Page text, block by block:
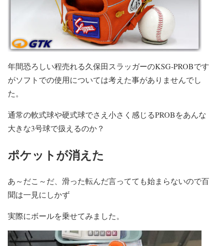
年間恐ろしい程売れる久保田スラッガーのKSG-PROBです
がソフトでの使用については考えた事がありませんでし
た。
通常の軟式球や硬式球でさえ小さく感じるPROBをあんな
大きな3号球で扱えるのか？
ポケットが消えた
あ～だこ～だ、滑った転んだ言ってても始まらないので百
聞は一見にしかず
実際にボールを乗せてみました。